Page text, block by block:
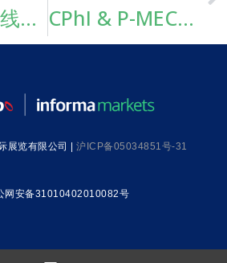
古镇灯博会线上展展后报告来啦，你所关心的展会数据全揭秘！
CPhI & P-MEC China 2022 延期举办通知
展览有限公司 | 沪ICP备05034851号-31
网安备31010402010082号